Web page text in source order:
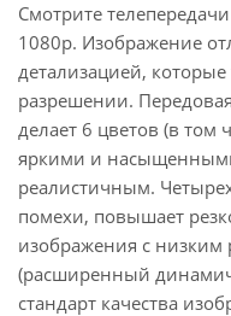
Смотрите
1080p. Изображение
детализацией,
разрешении.
делает 6 цветов (в том
яркими и
реалистичным.
помехи, повышает
изображения с низким
(расширенный
стандарт качества